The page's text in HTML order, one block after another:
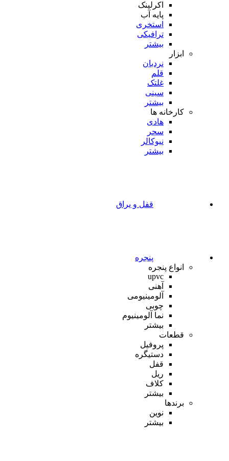
اکرلینک
پایه آب
استخری
ترافیکی
بیشتر
ابزار
نردبان
قلم
غلتک
سینی
بیشتر
کارخانه ها
هادی
سحر
نیوکالر
بیشتر
قفل و یراق
پنجره
انواع پنجره
upvc
آهنی
آلومینیومی
چوبی
نما آلومینیوم
بیشتر
قطعات
پروفیل
دستیگره
قفل
ریل
کلاف
بیشتر
برندها
نوین
بیشتر